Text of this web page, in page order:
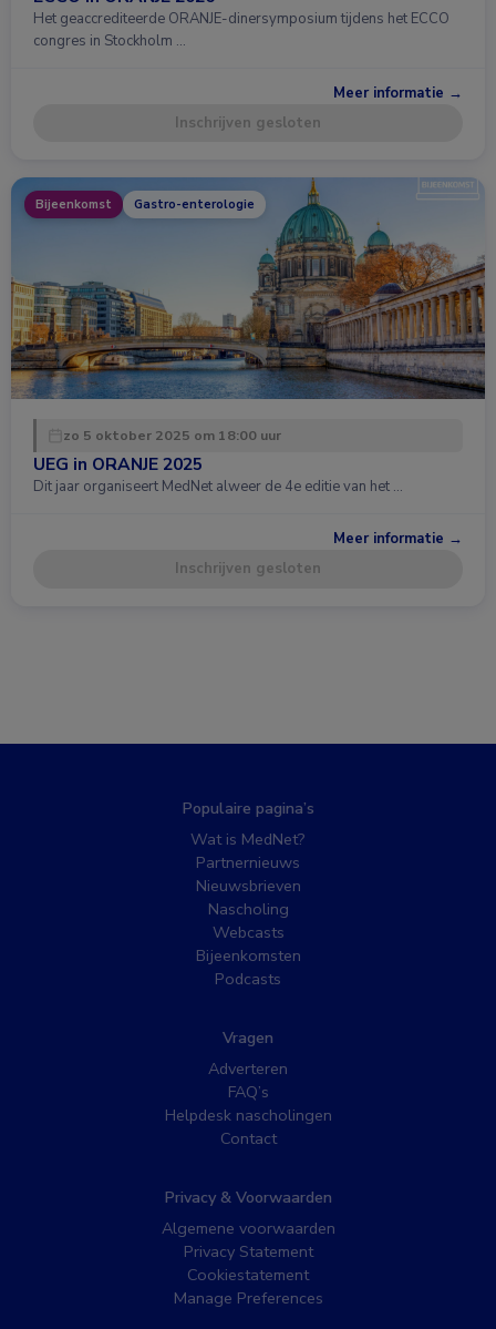
Het geaccrediteerde ORANJE-dinersymposium tijdens het ECCO
congres in Stockholm …
Meer informatie →
Inschrijven gesloten
Bijeenkomst Gastro-enterologie
zo 5 oktober 2025 om 18:00 uur
UEG in ORANJE 2025
Dit jaar organiseert MedNet alweer de 4e editie van het …
Meer informatie →
Inschrijven gesloten
Populaire pagina’s
Wat is MedNet?
Partnernieuws
Nieuwsbrieven
Nascholing
Webcasts
Bijeenkomsten
Podcasts
Vragen
Adverteren
FAQ’s
Helpdesk nascholingen
Contact
Privacy & Voorwaarden
Algemene voorwaarden
Privacy Statement
Cookiestatement
Manage Preferences